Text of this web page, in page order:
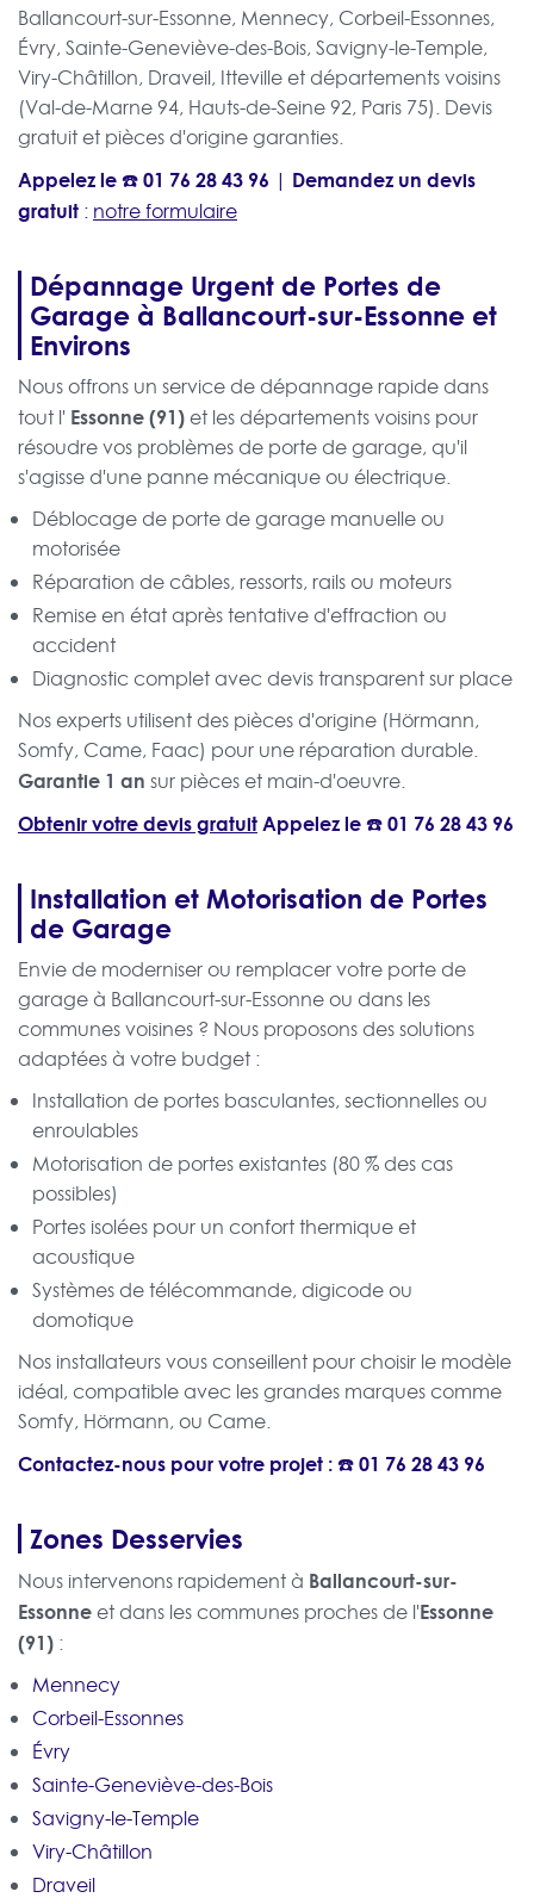
Ballancourt-sur-Essonne, Mennecy, Corbeil-Essonnes,
Évry, Sainte-Geneviève-des-Bois, Savigny-le-Temple,
Viry-Châtillon, Draveil, Itteville et départements voisins
(Val-de-Marne 94, Hauts-de-Seine 92, Paris 75). Devis
gratuit et pièces d'origine garanties.
Appelez le ☎️01 76 28 43 96 | Demandez un devis
gratuit : notre formulaire
Dépannage Urgent de Portes de
Garage à Ballancourt-sur-Essonne et
Environs
Nous offrons un service de dépannage rapide dans
tout l' Essonne (91) et les départements voisins pour
résoudre vos problèmes de porte de garage, qu'il
s'agisse d'une panne mécanique ou électrique.
Déblocage de porte de garage manuelle ou
motorisée
Réparation de câbles, ressorts, rails ou moteurs
Remise en état après tentative d'effraction ou
accident
Diagnostic complet avec devis transparent sur place
Nos experts utilisent des pièces d'origine (Hörmann,
Somfy, Came, Faac) pour une réparation durable.
Garantie 1 an sur pièces et main-d'oeuvre.
Obtenir votre devis gratuitAppelez le ☎️01 76 28 43 96
Installation et Motorisation de Portes
de Garage
Envie de moderniser ou remplacer votre porte de
garage à Ballancourt-sur-Essonne ou dans les
communes voisines ? Nous proposons des solutions
adaptées à votre budget :
Installation de portes basculantes, sectionnelles ou
enroulables
Motorisation de portes existantes (80 % des cas
possibles)
Portes isolées pour un confort thermique et
acoustique
Systèmes de télécommande, digicode ou
domotique
Nos installateurs vous conseillent pour choisir le modèle
idéal, compatible avec les grandes marques comme
Somfy, Hörmann, ou Came.
Contactez-nous pour votre projet : ☎️01 76 28 43 96
Zones Desservies
Nous intervenons rapidement à Ballancourt-sur-
Essonne et dans les communes proches de l'Essonne
(91) :
Mennecy
Corbeil-Essonnes
Évry
Sainte-Geneviève-des-Bois
Savigny-le-Temple
Viry-Châtillon
Draveil